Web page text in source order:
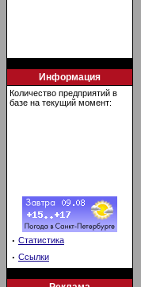
Информация
Количество предприятий в
базе на текущий момент:
· Статистика
· Ссылки